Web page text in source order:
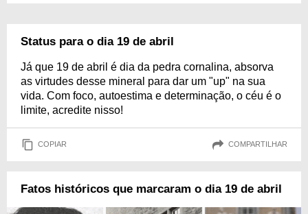
Status para o dia 19 de abril
Já que 19 de abril é dia da pedra cornalina, absorva
as virtudes desse mineral para dar um "up" na sua
vida. Com foco, autoestima e determinação, o céu é o
limite, acredite nisso!
COPIAR COMPARTILHAR
Fatos históricos que marcaram o dia 19 de abril